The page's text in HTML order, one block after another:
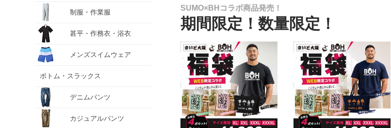
制服・作業服
甚平・作務衣・浴衣
メンズスイムウェア
ボトム・スラックス
デニムパンツ
カジュアルパンツ
SUMO×BHコラボ商品発売！
期間限定！数量限定！